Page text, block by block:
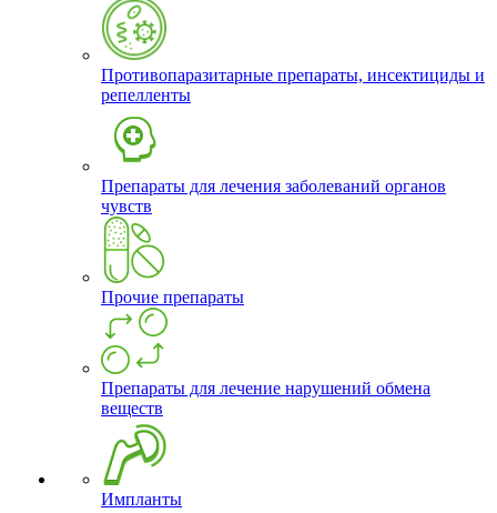
Противопаразитарные препараты, инсектициды и
репелленты
Препараты для лечения заболеваний органов
чувств
Прочие препараты
Препараты для лечение нарушений обмена
веществ
Импланты